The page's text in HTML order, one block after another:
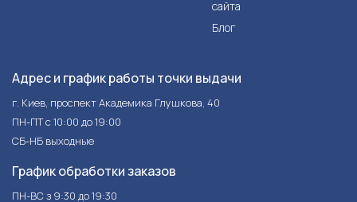
сайта
Блог
Адрес и график работы точки выдачи
г. Киев, проспект Академика Глушкова, 40
ПН-ПТ с 10:00 до 19:00
СБ-НБ выходные
График обработки заказов
ПН-ВС з 9:30 до 19:30